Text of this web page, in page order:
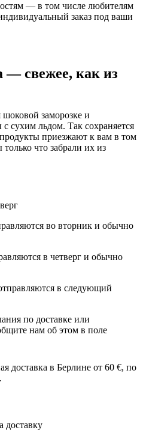
— в том числе любителям
заказ под ваши
— свежее, как из
заморозке и
сухим льдом. Так сохраняется
приезжают к вам в том
что забрали их из
во вторник и обычно
в четверг и обычно
в следующий
по доставке или
нам об этом в поле
доставка в Берлине от 60 €, по
доставку